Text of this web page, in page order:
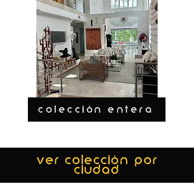
COLECCIÓN ENTERA
ver colección por
ciudad